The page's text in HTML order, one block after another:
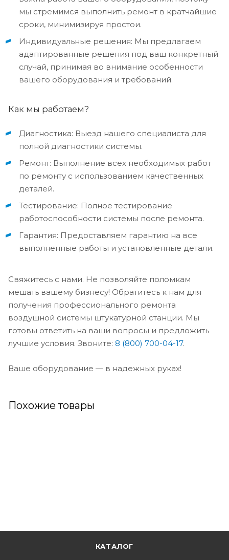
мы стремимся выполнить ремонт в кратчайшие
сроки, минимизируя простои.
Индивидуальные решения: Мы предлагаем
адаптированные решения под ваш конкретный
случай, принимая во внимание особенности
вашего оборудования и требований.
Как мы работаем?
Диагностика: Выезд нашего специалиста для
полной диагностики системы.
Ремонт: Выполнение всех необходимых работ
по ремонту с использованием качественных
деталей.
Тестирование: Полное тестирование
работоспособности системы после ремонта.
Гарантия: Предоставляем гарантию на все
выполненные работы и установленные детали.
Свяжитесь с нами. Не позволяйте поломкам
мешать вашему бизнесу! Обратитесь к нам для
получения профессионального ремонта
воздушной системы штукатурной станции. Мы
готовы ответить на ваши вопросы и предложить
лучшие условия. Звоните: 8 (800) 700-04-17.
Ваше оборудование — в надежных руках!
Похожие товары
КАТАЛОГ